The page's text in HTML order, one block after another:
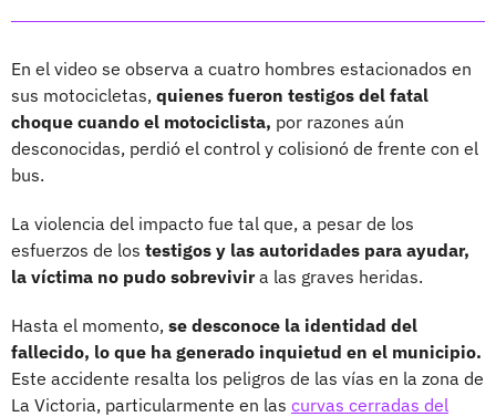
En el video se observa a cuatro hombres estacionados en
sus motocicletas, quienes fueron testigos del fatal
choque cuando el motociclista, por razones aún
desconocidas, perdió el control y colisionó de frente con el
bus.
La violencia del impacto fue tal que, a pesar de los
esfuerzos de los testigos y las autoridades para ayudar,
la víctima no pudo sobrevivira las graves heridas.
Hasta el momento, se desconoce la identidad del
fallecido, lo que ha generado inquietud en el municipio.
Este accidente resalta los peligros de las vías en la zona de
La Victoria, particularmente en las curvas cerradas del